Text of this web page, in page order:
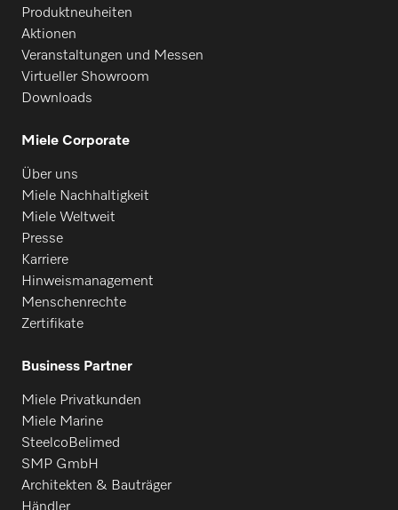
Produktneuheiten
Aktionen
Veranstaltungen und Messen
Virtueller Showroom
Downloads
Miele Corporate
Über uns
Miele Nachhaltigkeit
Miele Weltweit
Presse
Karriere
Hinweismanagement
Menschenrechte
Zertifikate
Business Partner
Miele Privatkunden
Miele Marine
SteelcoBelimed
SMP GmbH
Architekten & Bauträger